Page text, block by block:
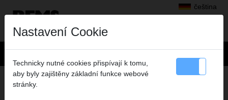
čeština
ANALÝZA SPALIN
Nastavení Cookie
Technicky nutné cookies přispívají k tomu,
aby byly zajištěny základní funkce webové
stránky.